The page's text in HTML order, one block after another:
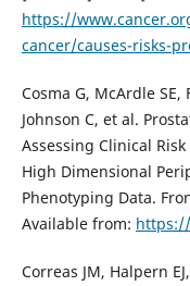
https://
cancer/causes-risks-
Cosma G, McArdle SE,
Johnson C, et al.
Assessing Clinical
High Dimensional
Phenotyping Data.
Available from:
Correas JM, Halpern